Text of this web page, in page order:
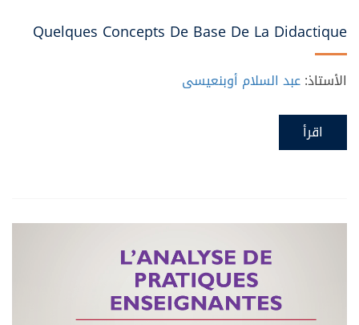
Quelques Concepts De Base De La Didactique
الأستاذ:عبد السلام أوبنعيسى
اقرأ